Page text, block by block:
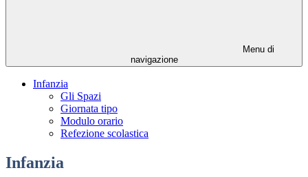
Menu di
navigazione
Infanzia
Gli Spazi
Giornata tipo
Modulo orario
Refezione scolastica
Infanzia